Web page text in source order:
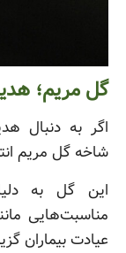
گل مریم؛
اگر به دنبال
شاخه گل مریم
این گل به
مناسبت‌هایی
عیادت بیماران